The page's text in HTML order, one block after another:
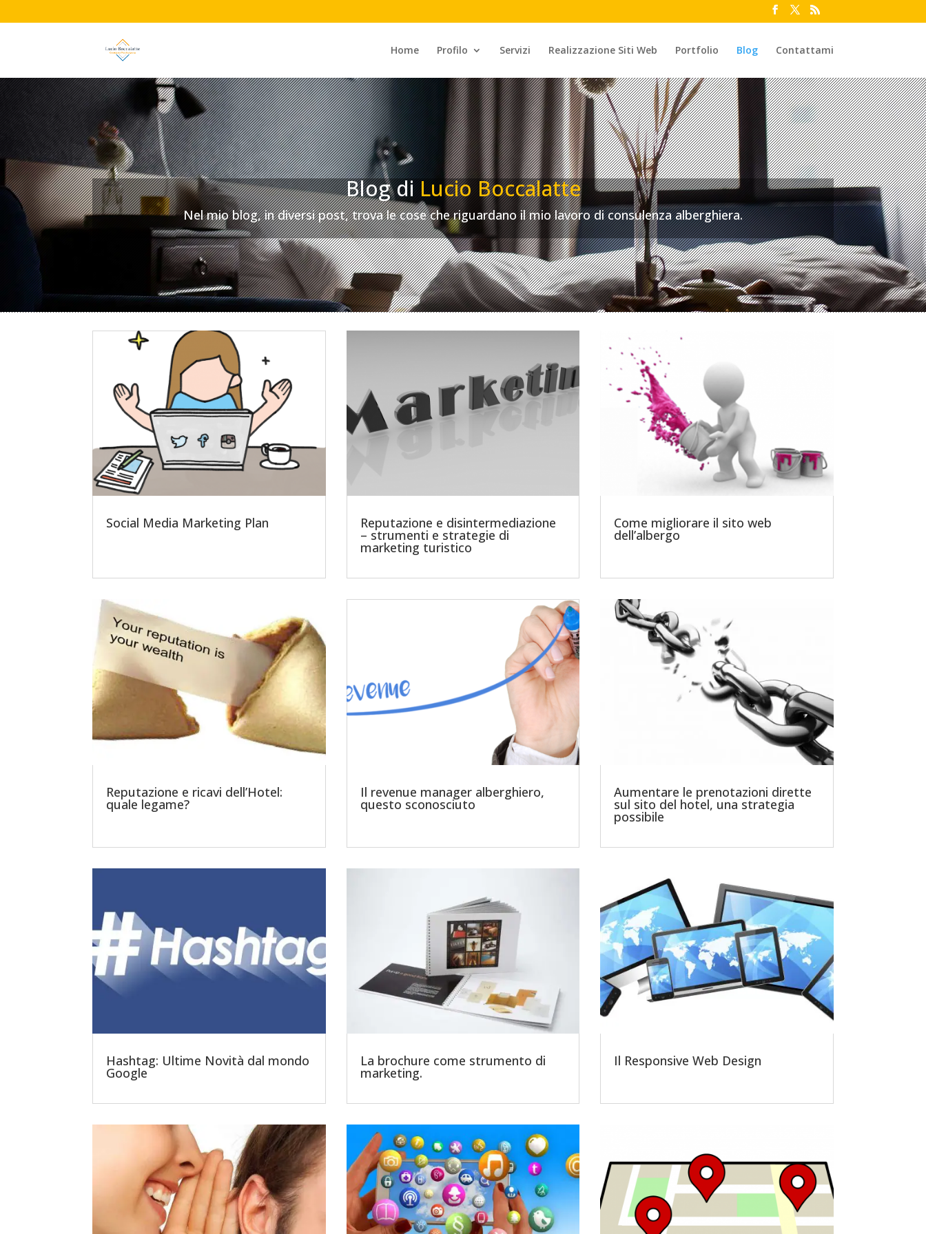
Home Profilo Servizi Realizzazione Siti Web Portfolio Blog Contattami
Blog diLucio Boccalatte
Nel mio blog, in diversi post, trova le cose che riguardano il mio lavoro di consulenza alberghiera.
Social Media Marketing Plan Reputazione e disintermediazione
– strumenti e strategie di
marketing turistico
Come migliorare il sito web
dell’albergo
Reputazione e ricavi dell’Hotel:
quale legame?
Il revenue manager alberghiero,
questo sconosciuto
Aumentare le prenotazioni dirette
sul sito del hotel, una strategia
possibile
Hashtag: Ultime Novità dal mondo
Google
La brochure come strumento di
marketing.
Il Responsive Web Design